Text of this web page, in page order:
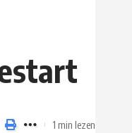
1 min lezen